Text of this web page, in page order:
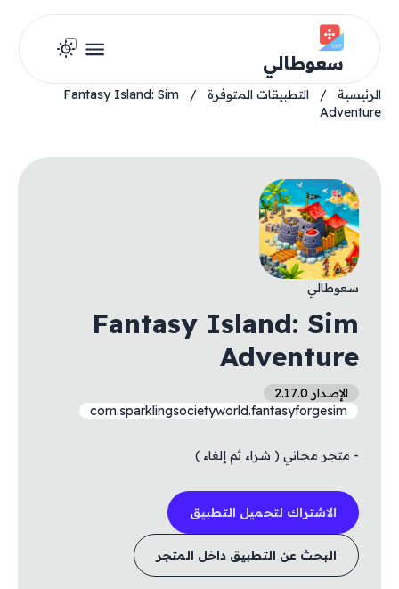
سعوطالي
الرئيسية / التطبيقات المتوفرة /
Fantasy Island: Sim
Adventure
سعوطالي
Fantasy Island: Sim
Adventure
الإصدار 2.17.0
com.sparklingsocietyworld.fantasyforgesim
- متجر مجاني ( شراء ثم إلغاء )
الاشتراك لتحميل التطبيق
البحث عن التطبيق داخل المتجر